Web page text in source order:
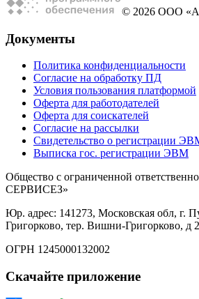
© 2026 ООО
Документы
Политика конфиденциальности
Согласие на обработку ПД
Условия пользования платформой
Оферта для работодателей
Оферта для соискателей
Согласие на рассылки
Свидетельство о регистрации
Выписка гос. регистрации ЭВМ
Общество с ограниченной
СЕРВИСЕЗ»
Юр. адрес: 141273, Московская обл, г.
Григорково, тер. Вишни-Григорково, д
ОГРН 1245000132002
Скачайте приложение